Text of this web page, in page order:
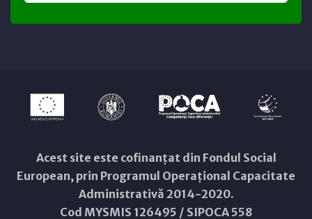
Acest site este cofinanțat din Fondul Social
European, prin Programul Operațional Capacitate
Administrativă 2014-2020.
Cod MYSMIS 126495 / SIPOCA 558